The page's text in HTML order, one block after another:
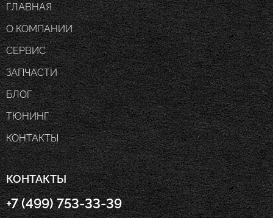
ГЛАВНАЯ
О КОМПАНИИ
СЕРВИС
ЗАПЧАСТИ
БЛОГ
ТЮНИНГ
КОНТАКТЫ
КОНТАКТЫ
+7 (499) 753-33-39